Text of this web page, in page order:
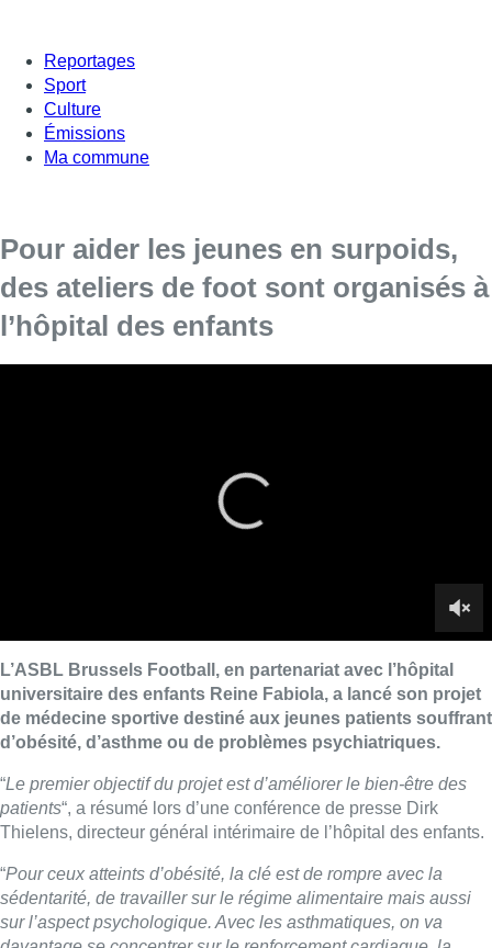
Reportages
Sport
Culture
Émissions
Ma commune
Pour aider les jeunes en surpoids,
des ateliers de foot sont organisés à
l’hôpital des enfants
Le premier objectif du projet est d’améliorer le bien-être des
“, a résumé lors d’une conférence de presse Dirk
Pour ceux atteints d’obésité, la clé est de rompre avec la
sédentarité, de travailler sur le régime alimentaire mais aussi
sur l’aspect psychologique. Avec les asthmatiques, on va
régulation du stress et les techniques respiratoires. Enfin,
concernant les troubles de santé mentale, l’objectif est de leur
permettre de réduire leur anxiété, de canaliser leur attention et
de développer leurs contacts sociaux“, a détaillé David Van
Renterghem, coach d’équipes nationales de jeunes.
Le projet débute avec 25 à 30 enfants, encadrés par six
formateurs pour un cycle de quatre semaines par pathologie.
Mais l’objectif est de voir le rythme s’accélérer au plus vite.
Sachant que plus de 500 diabétiques sont suivis à l’hôpital et
qu’environ 10% des enfants sont asthmatiques, la population
potentiellement concernée dépasse facilement les 1.000